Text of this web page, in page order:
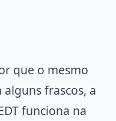
que o mesmo
frascos, a
funciona na